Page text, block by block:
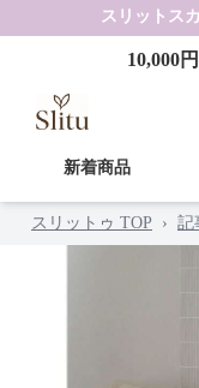
スリットス
10,000
新着商品
スリットゥ TOP › 記